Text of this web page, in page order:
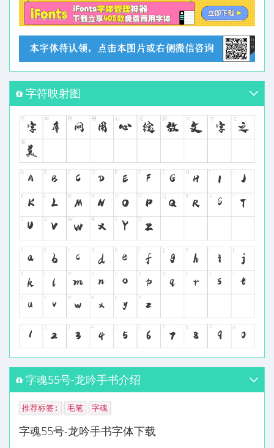
字符映射图
字魂55号-龙吟手书介绍
推荐标签: 毛笔 字魂
字魂55号-龙吟手书字体下载